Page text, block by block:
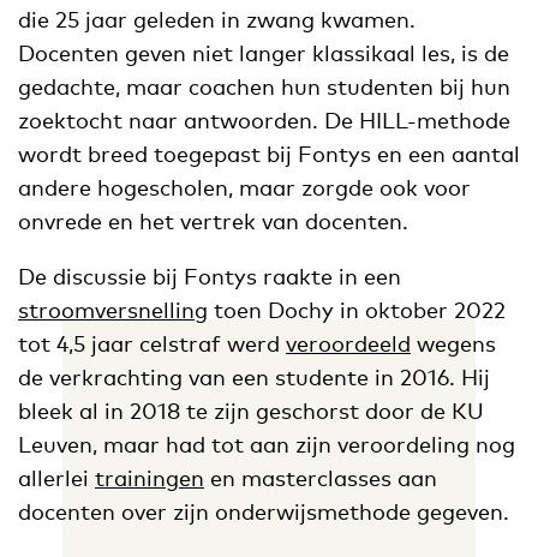
die 25 jaar geleden in zwang kwamen.
Docenten geven niet langer klassikaal les, is de
gedachte, maar coachen hun studenten bij hun
zoektocht naar antwoorden. De HILL-methode
wordt breed toegepast bij Fontys en een aantal
andere hogescholen, maar zorgde ook voor
onvrede en het vertrek van docenten.
De discussie bij Fontys raakte in een
stroomversnelling toen Dochy in oktober 2022
tot 4,5 jaar celstraf werd veroordeeld wegens
de verkrachting van een studente in 2016. Hij
bleek al in 2018 te zijn geschorst door de KU
Leuven, maar had tot aan zijn veroordeling nog
allerlei trainingen en masterclasses aan
docenten over zijn onderwijsmethode gegeven.